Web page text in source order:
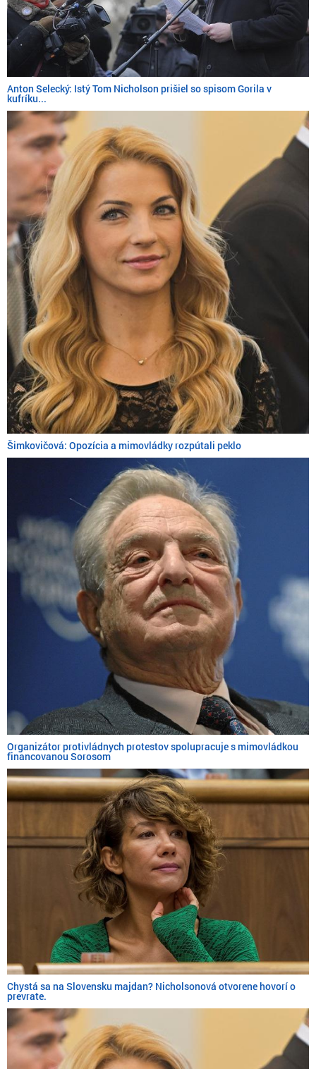
Anton Selecký: Istý Tom Nicholson prišiel so spisom Gorila v
kufríku...
Šimkovičová: Opozícia a mimovládky rozpútali peklo
Organizátor protivládnych protestov spolupracuje s mimovládkou
financovanou Sorosom
Chystá sa na Slovensku majdan? Nicholsonová otvorene hovorí o
prevrate.